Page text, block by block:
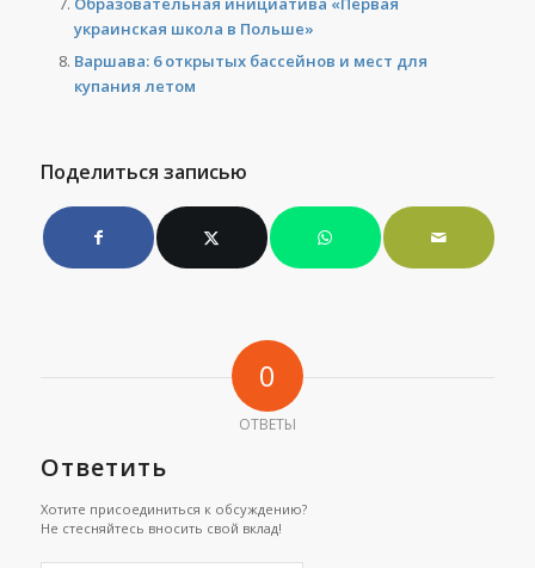
украинская школа в Польше»
Варшава: 6 открытых бассейнов и мест для
купания летом
Поделиться записью
0
ОТВЕТЫ
Ответить
Хотите присоединиться к обсуждению?
Не стесняйтесь вносить свой вклад!